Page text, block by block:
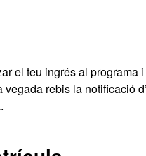
el teu ingrés al
rebis la notificació